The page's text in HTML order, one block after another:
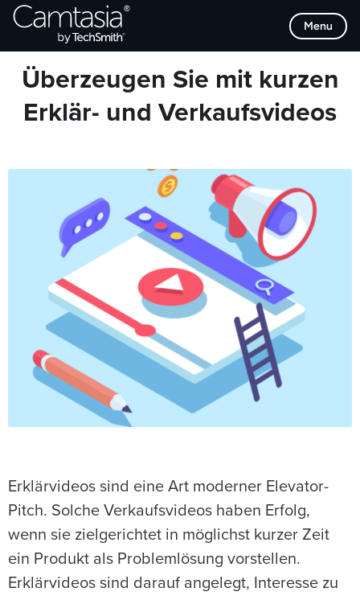
Direkt
zum
Menu
Browse Categories
Überzeugen Sie mit kurzen
Erklär- und Verkaufsvideos
Erklärvideos sind eine Art moderner Elevator-
Pitch. Solche Verkaufsvideos haben Erfolg,
wenn sie zielgerichtet in möglichst kurzer Zeit
ein Produkt als Problemlösung vorstellen.
Erklärvideos sind darauf angelegt, Interesse zu